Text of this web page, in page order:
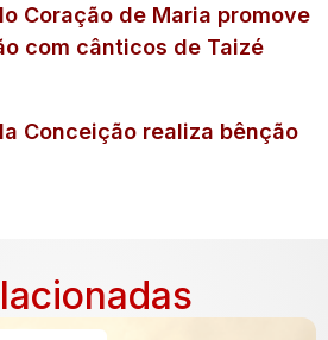
Coração de Maria promove
com cânticos de Taizé
Conceição realiza bênção